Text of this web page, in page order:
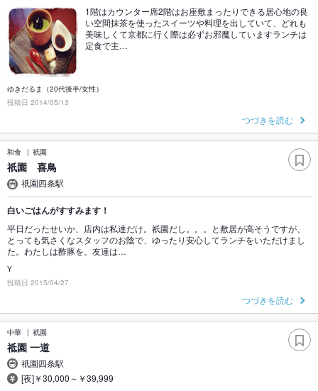
1階はカウンター席2階はお座敷まったりできる居心地の良
い空間抹茶を使ったスイーツや料理を出していて、どれも
美味しくて京都に行く際は必ずお邪魔していますランチは
定食で主…
ゆきだるま（20代後半/女性）
投稿日 2014/05/13
つづきを読む
和食 祇園
祇園 喜鳥
祇園四条駅
白いごはんがすすみます！
平日だったせいか、店内は私達だけ。祇園だし。。。と敷居が高そうですが、
とっても気さくなスタッフのお陰で、ゆったり安心してランチをいただけまし
た。わたしは酢豚を。友達は…
Y
投稿日 2015/04/27
つづきを読む
中華 祇園
祗園 一道
祇園四条駅
[夜]￥30,000～￥39,999